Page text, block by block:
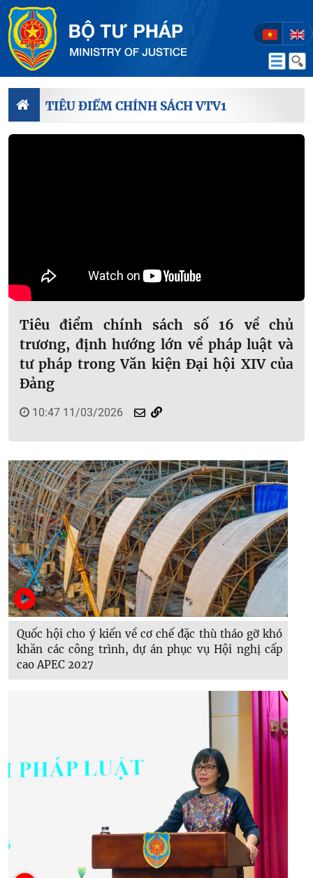
TIÊU ĐIỂM CHÍNH SÁCH VTV1
Tiêu điểm chính sách số 16 về chủ
trương, định hướng lớn về pháp luật và
tư pháp trong Văn kiện Đại hội XIV của
Đảng
10:47 11/03/2026
Quốc hội cho ý kiến về cơ chế đặc thù tháo gỡ khó
khăn các công trình, dự án phục vụ Hội nghị cấp
cao APEC 2027